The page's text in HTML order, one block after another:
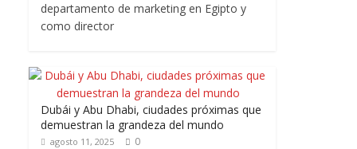
departamento de marketing en Egipto y
como director
Dubái y Abu Dhabi, ciudades próximas que
demuestran la grandeza del mundo
agosto 11, 2025 0